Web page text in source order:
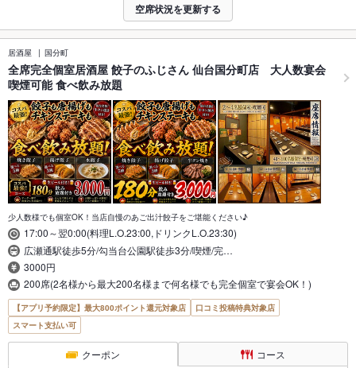
空席状況を更新する
居酒屋 国分町
全席完全個室居酒屋 餃子のふじさん 仙台国分町店 大人数宴会
喫煙可能 食べ飲み放題
少人数様でも個室OK！当店自慢のあご出汁餃子をご堪能ください♪
17:00～翌0:00(料理L.O.23:00,ドリンクL.O.23:30)
広瀬通駅徒歩5分/勾当台公園駅徒歩3分/喫煙/完…
3000円
200席(2名様から最大200名様まで何名様でも完全個室で宴会OK！)
【アプリ予約限定】最大800ポイント還元対象店
口コミ投稿特典対象店
スマート支払い可
クーポン コース